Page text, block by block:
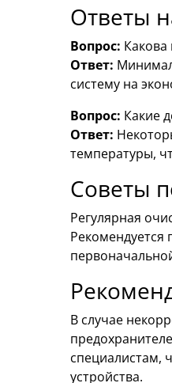
Ответы
Вопрос:
Ответ:
систему на
Вопрос: Какие
Ответ:
температуры,
Советы
Регулярная
Рекомендуется
В случае
специалистам,
устройства.